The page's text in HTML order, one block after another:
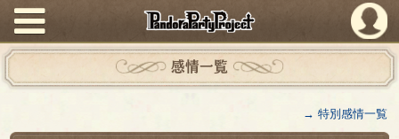
PandoraPartyProject
感情一覧
→ 特別感情一覧